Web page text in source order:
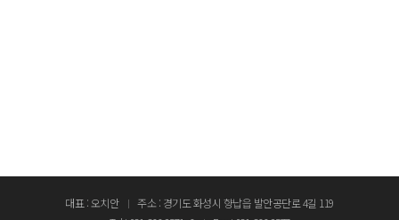
대표 : 오치안
주소 : 경기도 화성시 향납읍 발안공단로 4길 119